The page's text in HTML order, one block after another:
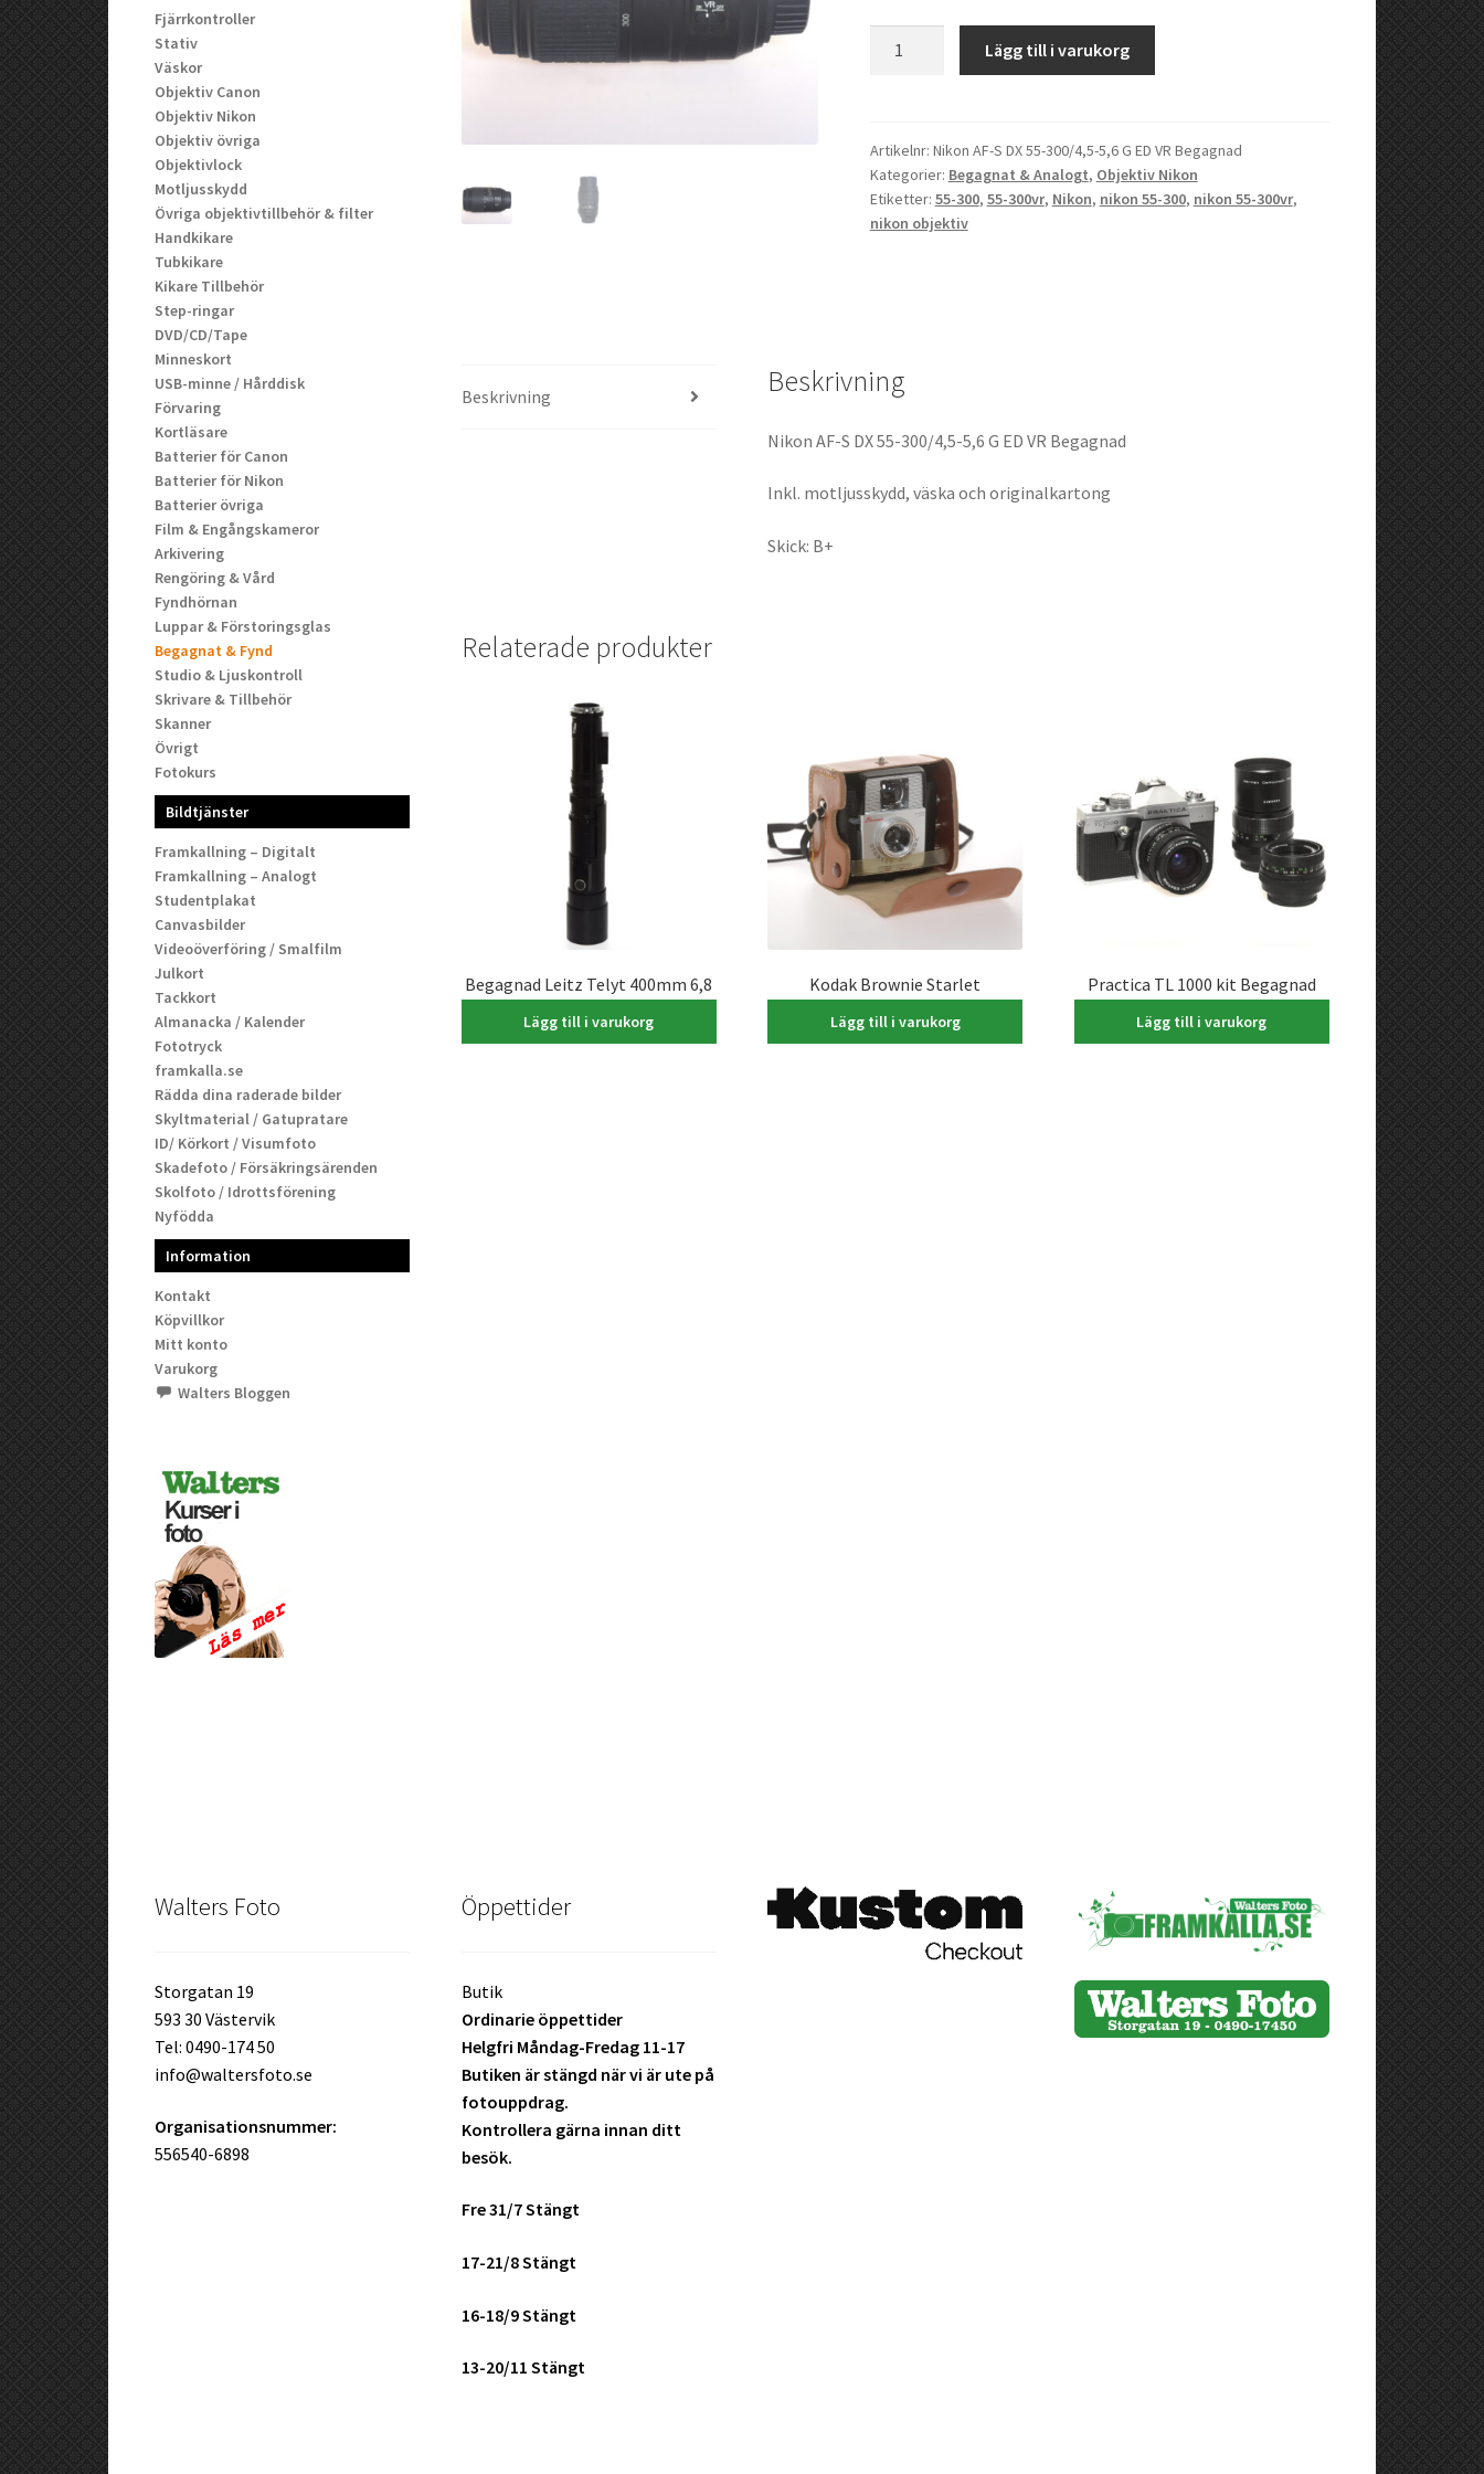
55-
300/4,5-
5,6
G
Lägg till i varukorg
Artikelnr: Nikon AF-S DX 55-300/4,5-5,6 G ED VR Begagnad
Kategorier: Begagnat & Analogt, Objektiv Nikon
Etiketter: 55-300, 55-300vr, Nikon, nikon 55-300, nikon 55-300vr,
nikon objektiv
Beskrivning Beskrivning
Nikon AF-S DX 55-300/4,5-5,6 G ED VR Begagnad
Inkl. motljusskydd, väska och originalkartong
Skick: B+
Relaterade produkter
Begagnad Leitz Telyt 400mm 6,8
6.000,00kr
Lägg till i varukorg
Kodak Brownie Starlet
150,00kr
Lägg till i varukorg
Practica TL 1000 kit Begagnad
800,00kr
Lägg till i varukorg
Fjärrkontroller
Stativ
Väskor
Objektiv Canon
Objektiv Nikon
Objektiv övriga
Objektivlock
Motljusskydd
Övriga objektivtillbehör & filter
Handkikare
Tubkikare
Kikare Tillbehör
Step-ringar
DVD/CD/Tape
Minneskort
USB-minne / Hårddisk
Förvaring
Kortläsare
Batterier för Canon
Batterier för Nikon
Batterier övriga
Film & Engångskameror
Arkivering
Rengöring & Vård
Fyndhörnan
Luppar & Förstoringsglas
Begagnat & Fynd
Studio & Ljuskontroll
Skrivare & Tillbehör
Skanner
Övrigt
Fotokurs
Bildtjänster
Framkallning – Digitalt
Framkallning – Analogt
Studentplakat
Canvasbilder
Videoöverföring / Smalfilm
Julkort
Tackkort
Almanacka / Kalender
Fototryck
framkalla.se
Rädda dina raderade bilder
Skyltmaterial / Gatupratare
ID/ Körkort / Visumfoto
Skadefoto / Försäkringsärenden
Skolfoto / Idrottsförening
Nyfödda
Information
Kontakt
Köpvillkor
Mitt konto
Varukorg
Walters Bloggen
Walters Foto
Storgatan 19
593 30 Västervik
Tel: 0490-174 50
info@waltersfoto.se
Organisationsnummer:
556540-6898
Öppettider
Butik
Ordinarie öppettider
Helgfri Måndag-Fredag 11-17
Butiken är stängd när vi är ute på
fotouppdrag.
Kontrollera gärna innan ditt
besök.
Fre 31/7 Stängt
17-21/8 Stängt
16-18/9 Stängt
13-20/11 Stängt